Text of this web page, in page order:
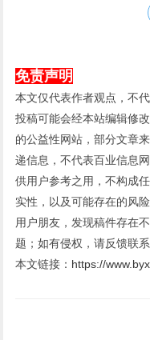
免责声明
本文仅代表作者观点，不
投稿可能会经本站编辑修
的公益性网站，部分文章
递信息，不代表百业信息
供用户参考之用，不构成
实性，以及可能存在的风
用户朋友，发现稿件存在
题；如有侵权，请反馈联
本文链接： https://